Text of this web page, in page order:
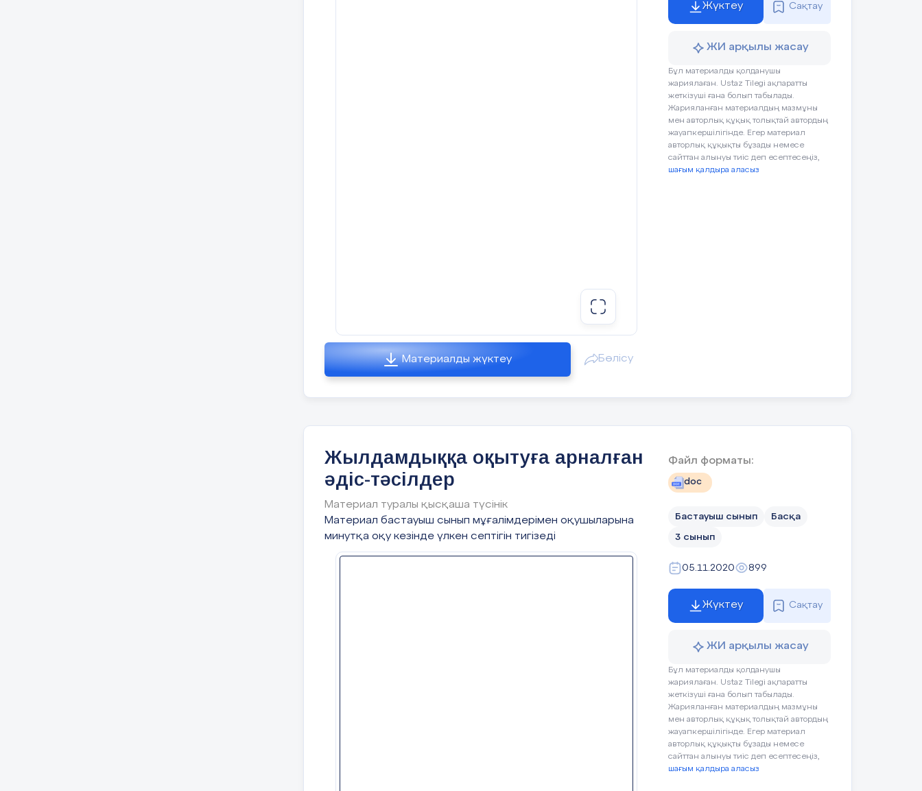
Материалды жүктеу Бөлісу
Жүктеу Сақтау
ЖИ арқылы жасау
Бұл материалды қолданушы
жариялаған. Ustaz Tilegi ақпаратты
жеткізуші ғана болып табылады.
Жарияланған материалдың мазмұны
мен авторлық құқық толықтай автордың
жауапкершілігінде. Егер материал
авторлық құқықты бұзады немесе
сайттан алынуы тиіс деп есептесеңіз,
шағым қалдыра аласыз
Жылдамдыққа оқытуға арналған
әдіс-тәсілдер
Материал туралы қысқаша түсінік
Материал бастауыш сынып мұғалімдерімен оқушыларына
минутқа оқу кезінде үлкен септігін тигізеді
Файл форматы:
doc
Бастауыш сынып Басқа
3 сынып
05.11.2020 899
Жүктеу Сақтау
ЖИ арқылы жасау
Бұл материалды қолданушы
жариялаған. Ustaz Tilegi ақпаратты
жеткізуші ғана болып табылады.
Жарияланған материалдың мазмұны
мен авторлық құқық толықтай автордың
жауапкершілігінде. Егер материал
авторлық құқықты бұзады немесе
сайттан алынуы тиіс деп есептесеңіз,
шағым қалдыра аласыз